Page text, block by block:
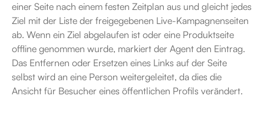
einer Seite nach einem festen Zeitplan aus und gleicht jedes
Ziel mit der Liste der freigegebenen Live-Kampagnenseiten
ab. Wenn ein Ziel abgelaufen ist oder eine Produktseite
offline genommen wurde, markiert der Agent den Eintrag.
Das Entfernen oder Ersetzen eines Links auf der Seite
selbst wird an eine Person weitergeleitet, da dies die
Ansicht für Besucher eines öffentlichen Profils verändert.